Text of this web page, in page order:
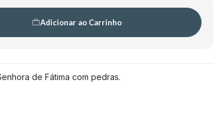
Adicionar ao Carrinho
de Fátima com pedras.